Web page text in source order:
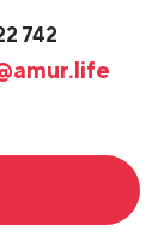
742